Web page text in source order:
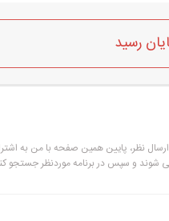
رو زمینه و عادی پاش
رسید
نظر، پایین همین صفحه با من به
شوند و سپس در برنامه موردنظر جستجو